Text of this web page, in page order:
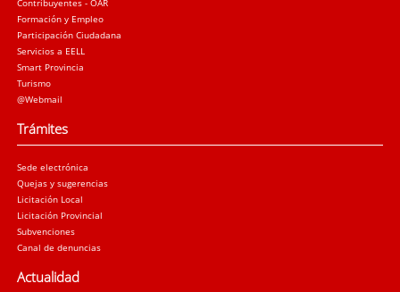
Contribuyentes - OAR
Formación y Empleo
Participación Ciudadana
Servicios a EELL
Smart Provincia
Turismo
@Webmail
Trámites
Sede electrónica
Quejas y sugerencias
Licitación Local
Licitación Provincial
Subvenciones
Canal de denuncias
Actualidad